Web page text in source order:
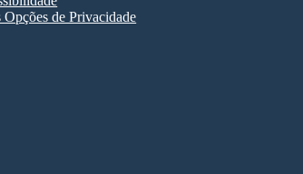
Opções de Privacidade